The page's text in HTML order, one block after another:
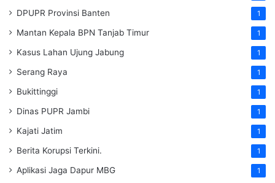
DPUPR Provinsi Banten 1
Mantan Kepala BPN Tanjab Timur 1
Kasus Lahan Ujung Jabung 1
Serang Raya 1
Bukittinggi 1
Dinas PUPR Jambi 1
Kajati Jatim 1
Berita Korupsi Terkini. 1
Aplikasi Jaga Dapur MBG 1